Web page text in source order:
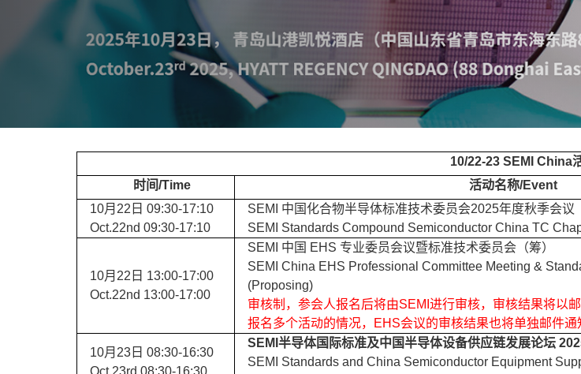
10/22-23 SEMI China
时间/Time
活动名称/Event
10月22日 09:30-17:10
Oct.22nd 09:30-17:10
SEMI 中国化合物半导体标准技术委员会2025年度秋季会议
SEMI Standards Compound Semiconductor China TC
10月22日 13:00-17:00
Oct.22nd 13:00-17:00
SEMI 中国 EHS 专业委员会议暨标准技术委员会（筹）
SEMI China EHS Professional Committee Meeting &
(Proposing)
审核制，参会人报名后将由SEMI进行审核，审核结果将以邮
报名多个活动的情况，EHS会议的审核结果也将单独邮件通
10月23日 08:30-16:30
Oct.23rd 08:30-16:30
SEMI半导体国际标准及中国半导体设备供应链发展论坛
SEMI Standards and China Semiconductor Equipment